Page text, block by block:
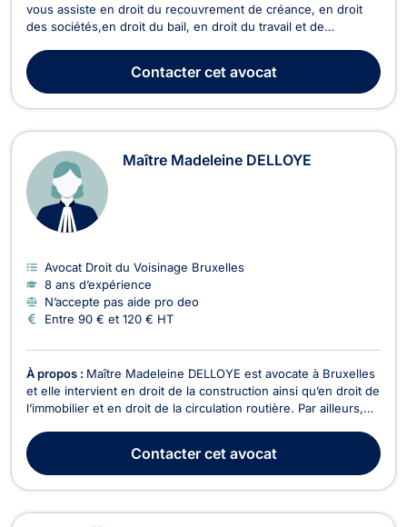
vous assiste en droit du recouvrement de créance, en droit
des sociétés,en droit du bail, en droit du travail et de
et de la concurrence. Il peut vous recevoir ou vous conseiller
en appel/visioconférence. Pour ce...
Contactercet avocat
Maître Madeleine DELLOYE
Avocat Droit du Voisinage Bruxelles
8 ans d’expérience
N’accepte pas aide pro deo
Entre 90 € et 120 € HT
À propos : Maître Madeleine DELLOYE est avocate à Bruxelles
et elle intervient en droit de la construction ainsi qu’en droit de
l’immobilier et en droit de la circulation routière. Par ailleurs,
conseille et vous représente pour toutes problématiques liées
aux malfaçons, au ...Contactercet avocat